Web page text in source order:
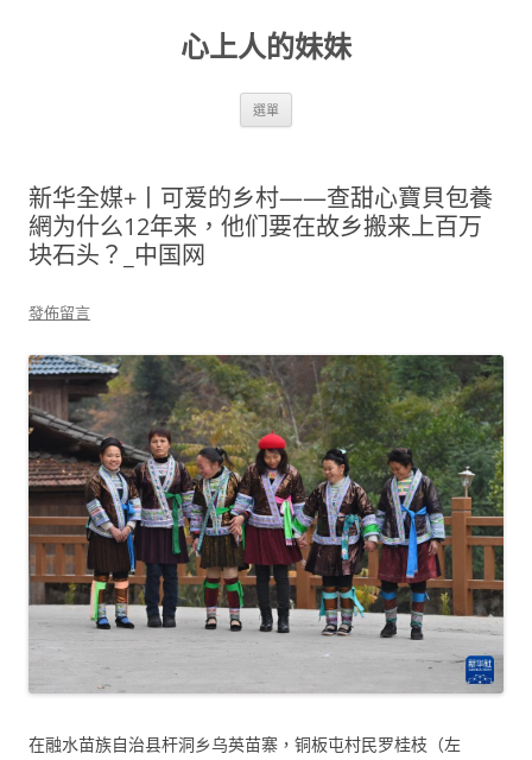
心上人的妹妹
選單
新华全媒+丨可爱的乡村——查甜心寶貝包養
網为什么12年来，他们要在故乡搬来上百万
块石头？_中国网
發佈留言
在融水苗族自治县杆洞乡乌英苗寨，铜板屯村民罗桂枝（左